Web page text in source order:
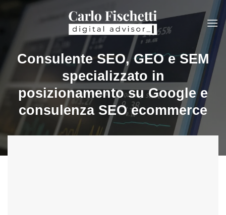
Consulente SEO, GEO e SEM
specializzato in
posizionamento su Google e
consulenza SEO ecommerce